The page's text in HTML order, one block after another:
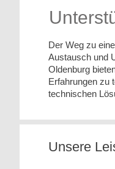
Der Weg zu
Austausch und
Oldenburg
Erfahrungen zu
technischen
Unsere